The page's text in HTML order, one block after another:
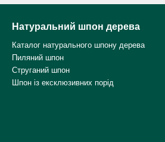
Натуральний шпон дерева
Каталог натурального шпону дерева
Пиляний шпон
Струганий шпон
Шпон із ексклюзивних порід